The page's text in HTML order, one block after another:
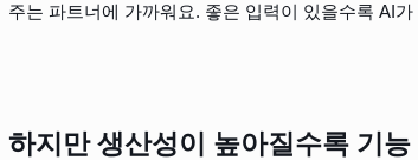
주는 파트너에 가까워요. 좋은 입력이 있을수록 AI
하지만 생산성이 높아질수록 기